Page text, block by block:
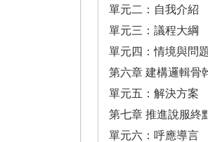
單元二：自我介紹
單元三：議程大綱
單元四：情境與問
第六章 建構邏輯骨
單元五：解決方案
第七章 推進說服終
單元六：呼應導言